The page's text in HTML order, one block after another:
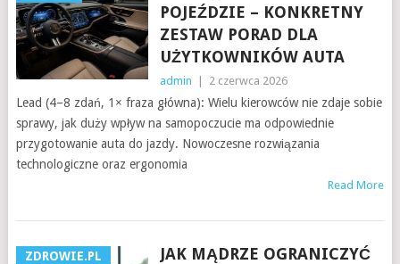
POJEŹDZIE – KONKRETNY
ZESTAW PORAD DLA
UŻYTKOWNIKÓW AUTA
admin 2 czerwca 2026
Lead (4–8 zdań, 1× fraza główna): Wielu kierowców nie zdaje sobie
sprawy, jak duży wpływ na samopoczucie ma odpowiednie
przygotowanie auta do jazdy. Nowoczesne rozwiązania
technologiczne oraz ergonomia
Read More
ZDROWIE.PL
JAK MĄDRZE OGRANICZYĆ